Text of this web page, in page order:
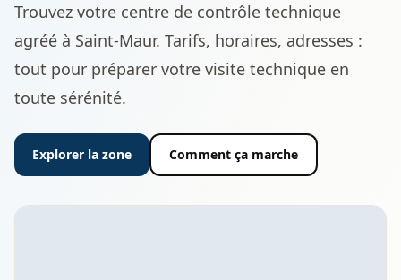
Trouvez votre centre de contrôle technique
agréé à Saint-Maur. Tarifs, horaires, adresses :
tout pour préparer votre visite technique en
toute sérénité.
Explorer la zone Comment ça marche